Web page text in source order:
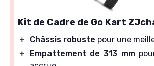
Kit de Cadre de Go Kart
＋ Châssis robuste pour une
＋
Empattement de 313 mm